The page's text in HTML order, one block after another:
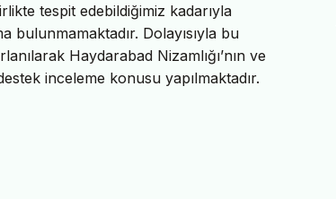
tespit edebildiğimiz kadarıyla
bulunmamaktadır. Dolayısıyla bu
Haydarabad Nizamlığı’nın ve
inceleme konusu yapılmaktadır.